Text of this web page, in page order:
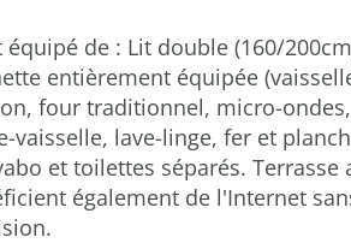
équipé de : Lit double (160/
entièrement équipée
four traditionnel, micro-
vaisselle, lave-linge, fer et
et toilettes séparés. Terrasse
également de l'Internet